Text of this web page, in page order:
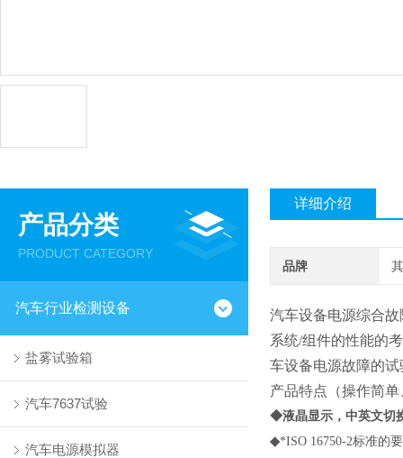
产品分类
PRODUCT CATEGORY
汽车行业检测设备
盐雾试验箱
汽车7637试验
汽车电源模拟器
详细介绍
品牌
汽车设备电源综合
系统/组件的性能的
车设备电源故障的
产品特点（操作简
◆液晶显示，中英文切
◆*ISO 16750-2标准的